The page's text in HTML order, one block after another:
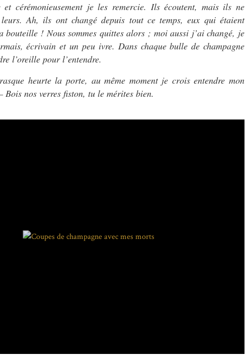
et cérémonieusement je les remercie. Ils écoutent, mais ils ne
Ah, ils ont changé depuis tout ce temps, eux qui étaient
bouteille ! Nous sommes quittes alors ; moi aussi j’ai changé, je
écrivain et un peu ivre. Dans chaque bulle de champagne
l’oreille pour l’entendre.
heurte la porte, au même moment je crois entendre mon
nos verres fiston, tu le mérites bien.